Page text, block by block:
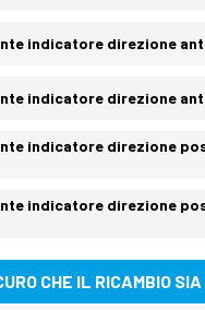
indicatore direzione
indicatore direzione
indicatore direzione
indicatore direzione
CHE IL RICAMBIO